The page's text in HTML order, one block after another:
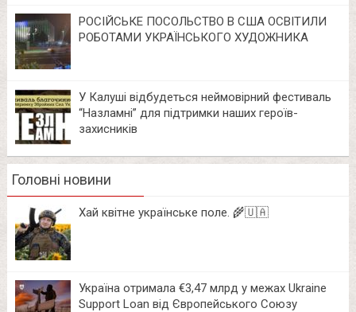
РОСІЙСЬКЕ ПОСОЛЬСТВО В США ОСВІТИЛИ
РОБОТАМИ УКРАЇНСЬКОГО ХУДОЖНИКА
У Калуші відбудеться неймовірний фестиваль
“Назламні” для підтримки наших героїв-
захисників
Головні новини
Хай квітне українське поле. 🌾🇺🇦
Україна отримала €3,47 млрд у межах Ukraine
Support Loan від Європейського Союзу